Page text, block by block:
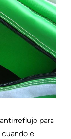
para
cuando el